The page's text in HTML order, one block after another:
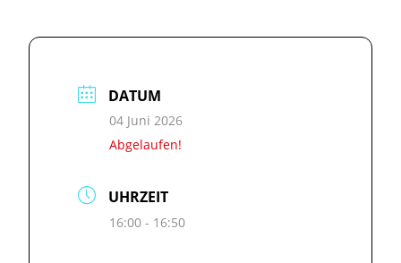
DATUM
04 Juni 2026
Abgelaufen!
UHRZEIT
16:00 - 16:50